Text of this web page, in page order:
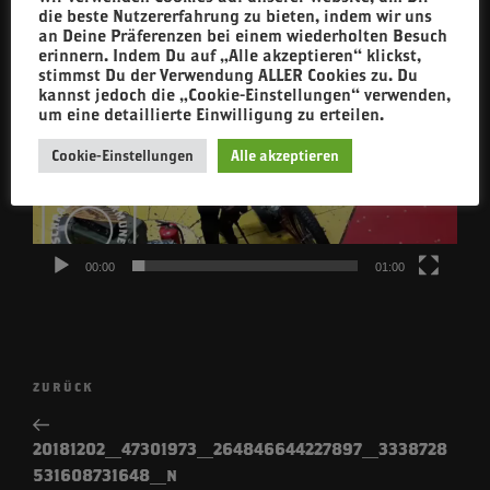
00:00 01:00
Beitragsnavigation
Vorheriger
Beitrag
ZURÜCK
20181202_47301973_264846644227897_3338728
531608731648_n
die beste Nutzererfahrung zu bieten, indem wir uns
an Deine Präferenzen bei einem wiederholten Besuch
erinnern. Indem Du auf „Alle akzeptieren“ klickst,
stimmst Du der Verwendung ALLER Cookies zu. Du
kannst jedoch die „Cookie-Einstellungen“ verwenden,
um eine detaillierte Einwilligung zu erteilen.
Cookie-Einstellungen Alle akzeptieren